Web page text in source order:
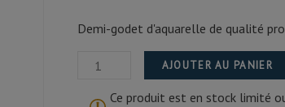
Demi-godet d'aquarelle de qualité
AJOUTER AU PANIER
Ce produit est en stock limité